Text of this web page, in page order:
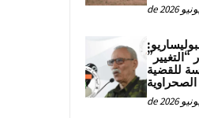
“التغيير”
للقضية
الصحراوية